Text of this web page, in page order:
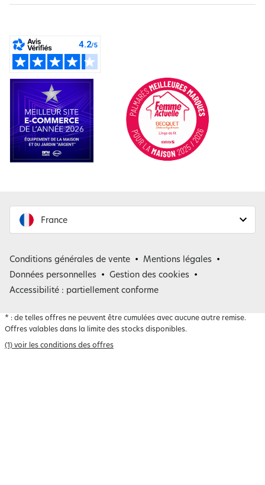
France
Belgique
Conditions générales de vente
Mentions légales
Données personnelles
Gestion des cookies
Accessibilité : partiellement conforme
* : de telles offres ne peuvent être cumulées avec aucune autre remise.
Offres valables dans la limite des stocks disponibles.
(1) voir les conditions des offres